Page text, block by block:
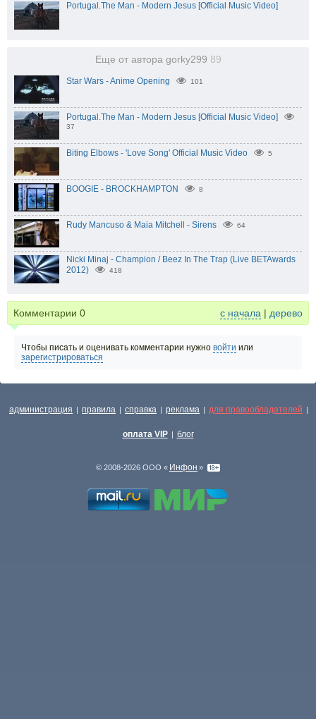
Portugal.The Man - Modern Jesus [Official Music Video]
Еще от автора gorky299 89
Star Wars - Anime Opening 101
Portugal.The Man - Modern Jesus [Official Music Video]
37
Biting Elbows - 'Love Song' Official Music Video 5
BOOGIE - BROCKHAMPTON 8
Rudy Mancuso & Maia Mitchell - Sirens 64
Nicki Minaj - Champion / Beez In The Trap (Live BETAwards
2012)
418
Комментарии 0 с начала | дерево
Чтобы писать и оценивать комментарии нужно войти или
зарегистрироваться
администрация | правила | справка | реклама | для правообладателей |
оплата VIP | блог
© 2008-2026 ООО « Инфон »